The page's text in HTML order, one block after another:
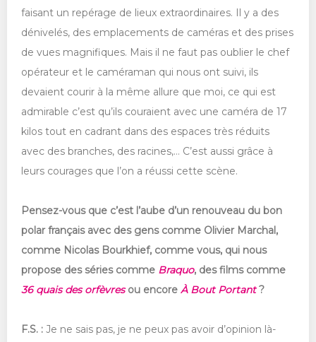
faisant un repérage de lieux extraordinaires. Il y a des
dénivelés, des emplacements de caméras et des prises
de vues magnifiques. Mais il ne faut pas oublier le chef
opérateur et le caméraman qui nous ont suivi, ils
devaient courir à la même allure que moi, ce qui est
admirable c’est qu’ils couraient avec une caméra de 17
kilos tout en cadrant dans des espaces très réduits
avec des branches, des racines,… C’est aussi grâce à
leurs courages que l’on a réussi cette scène.
Pensez-vous que c’est l’aube d’un renouveau du bon
polar français avec des gens comme Olivier Marchal,
comme Nicolas Bourkhief, comme vous, qui nous
propose des séries comme Braquo, des films comme
36 quais des orfèvresou encore À Bout Portant ?
F.S. : Je ne sais pas, je ne peux pas avoir d’opinion là-